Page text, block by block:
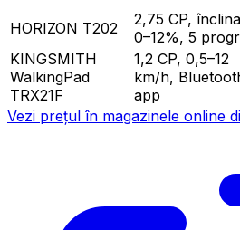
HORIZON T202
2,75 CP,
0–12%, 5
KINGSMITH
WalkingPad
TRX21F
1,2 CP, 0,5–12
km/h,
app
Vezi prețul în magazinele online